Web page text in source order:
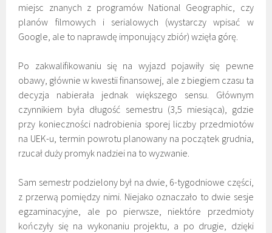
miejsc znanych z programów National Geographic, czy
planów filmowych i serialowych (wystarczy wpisać w
Google, ale to naprawdę imponujący zbiór) wzięła górę.
Po zakwalifikowaniu się na wyjazd pojawiły się pewne
obawy, głównie w kwestii finansowej, ale z biegiem czasu ta
decyzja nabierała jednak większego sensu. Głównym
czynnikiem była długość semestru (3,5 miesiąca), gdzie
przy konieczności nadrobienia sporej liczby przedmiotów
na UEK-u, termin powrotu planowany na początek grudnia,
rzucał duży promyk nadziei na to wyzwanie.
Sam semestr podzielony był na dwie, 6-tygodniowe części,
z przerwą pomiędzy nimi. Niejako oznaczało to dwie sesje
egzaminacyjne, ale po pierwsze, niektóre przedmioty
kończyły się na wykonaniu projektu, a po drugie, dzięki